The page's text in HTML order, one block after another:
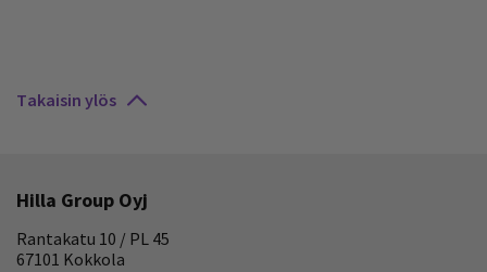
Takaisin ylös
Hilla Group Oyj
Rantakatu 10 / PL 45
67101 Kokkola